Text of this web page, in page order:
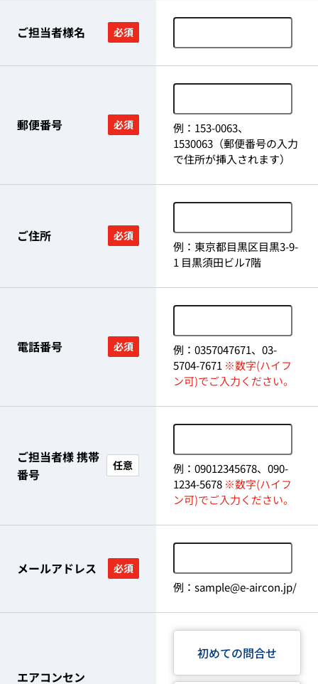
ご担当者様名 必須
郵便番号 必須
例：153-0063、
1530063（郵便番号の入力
で住所が挿入されます）
ご住所 必須
例：東京都目黒区目黒3-9-
1 目黒須田ビル7階
電話番号 必須
例：0357047671、03-
5704-7671 ※数字(ハイフ
ン可)でご入力ください。
ご担当者様 携帯
番号
任意
例：09012345678、090-
1234-5678 ※数字(ハイフ
ン可)でご入力ください。
メールアドレス 必須
例：sample@e-aircon.jp/
エアコンセン
初めての問合せ